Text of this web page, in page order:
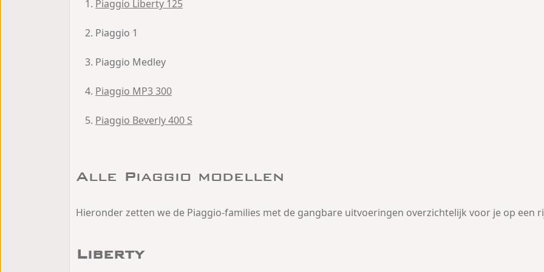
Piaggio Liberty 125
Piaggio 1
Piaggio Medley
Piaggio MP3 300
Piaggio Beverly 400 S
Alle Piaggio modellen
Hieronder zetten we de Piaggio-families met de gangbare uitvoeringen overzichtelijk voor je op een
Liberty